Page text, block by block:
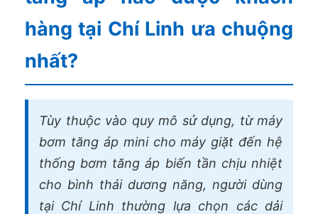
hàng tại Chí Linh ưa chuộng
nhất?
Tùy thuộc vào quy mô sử dụng, từ máy
bơm tăng áp mini cho máy giặt đến hệ
thống bơm tăng áp biến tần chịu nhiệt
cho bình thái dương năng, người dùng
tại Chí Linh thường lựa chọn các dải